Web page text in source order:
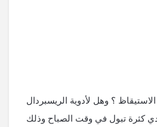
؟ وهل لأدوية الريسبردال
كثرة تبول في وقت الصباح وذلك